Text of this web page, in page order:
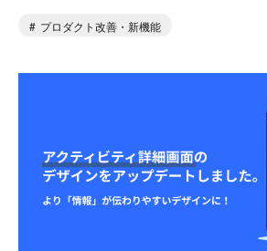
プロダクト改善・新機能